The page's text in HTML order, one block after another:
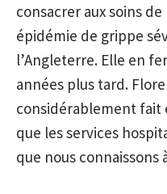
consacrer aux soins
épidémie de grippe
l’Angleterre. Elle en
années plus tard.
considérablement fait
que les services
que nous connaissons